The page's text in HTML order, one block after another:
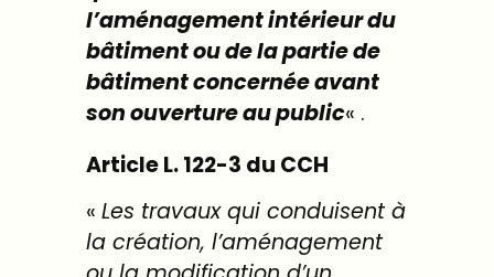
l’aménagement intérieur du
bâtiment ou de la partie de
bâtiment concernée avant
son ouverture au public« .
Article L. 122-3 du CCH
«Les travaux qui conduisent à
la création, l’aménagement